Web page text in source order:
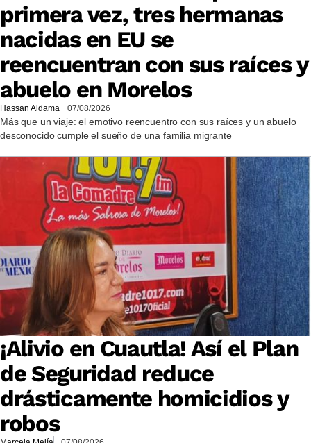
primera vez, tres hermanas
nacidas en EU se
reencuentran con sus raíces y
abuelo en Morelos
Hassan Aldama 07/08/2026
Más que un viaje: el emotivo reencuentro con sus raíces y un abuelo
desconocido cumple el sueño de una familia migrante
¡Alivio en Cuautla! Así el Plan
de Seguridad reduce
drásticamente homicidios y
robos